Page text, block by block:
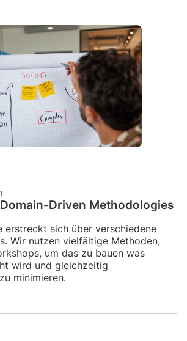
Driven Methodologies
erstreckt sich über verschiedene
Wir nutzen vielfältige Methoden,
um das zu bauen was
wird und gleichzeitig
minimieren.